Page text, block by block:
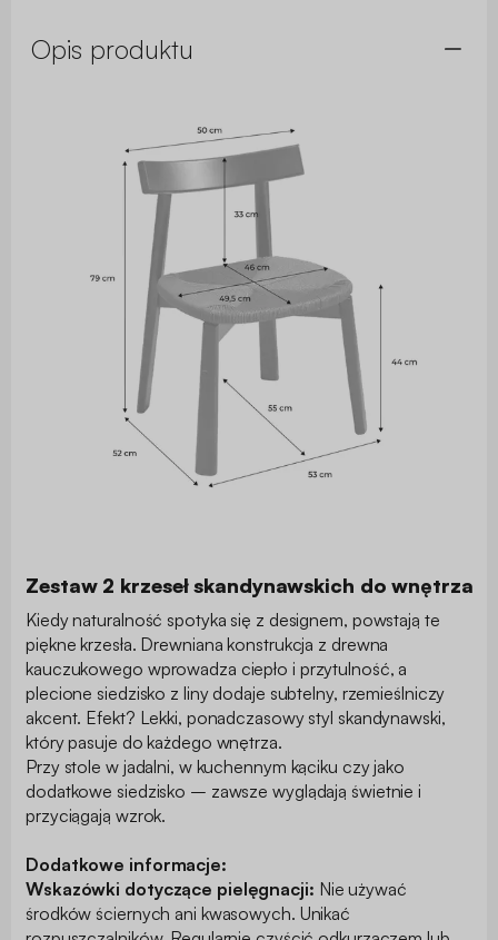
Opis produktu
Zestaw 2 krzeseł skandynawskich do wnętrza
Kiedy naturalność spotyka się z designem, powstają te
piękne krzesła. Drewniana konstrukcja z drewna
kauczukowego wprowadza ciepło i przytulność, a
plecione siedzisko z liny dodaje subtelny, rzemieślniczy
akcent. Efekt? Lekki, ponadczasowy styl skandynawski,
który pasuje do każdego wnętrza.
Przy stole w jadalni, w kuchennym kąciku czy jako
dodatkowe siedzisko – zawsze wyglądają świetnie i
przyciągają wzrok.
Dodatkowe informacje:
Wskazówki dotyczące pielęgnacji: Nie używać
środków ściernych ani kwasowych. Unikać